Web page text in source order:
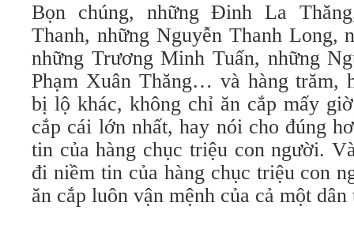
Bọn chúng, những Đinh La
Thanh, những Nguyễn Thanh Long,
những Trương Minh Tuấn, những
Phạm Xuân Thăng… và hàng trăm,
bị lộ khác, không chỉ ăn cắp mấy
cắp cái lớn nhất, hay nói cho đúng
tin của hàng chục triệu con người.
đi niềm tin của hàng chục triệu con
ăn cắp luôn vận mệnh của cả một dân